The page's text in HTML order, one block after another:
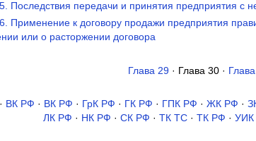
Последствия передачи и принятия предприятия с
Применение к договору продажи предприятия
или о расторжении договора
Глава 29 · Глава 30 ·
· ВК РФ · ВК РФ · ГрК РФ · ГК РФ · ГПК РФ · ЖК РФ ·
ЛК РФ · НК РФ · СК РФ · ТК TC · ТК РФ · УИК